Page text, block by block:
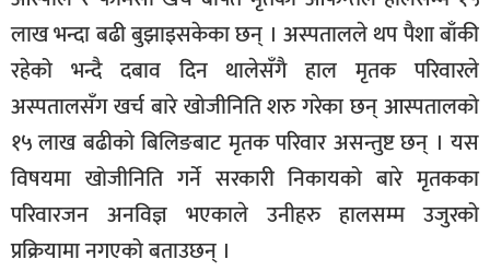
लाख भन्दा बढी बुझाइसकेका छन् । अस्पतालले थप पैशा बाँकी
रहेको भन्दै दबाव दिन थालेसँगै हाल मृतक परिवारले
अस्पतालसँग खर्च बारे खोजीनिति शरु गरेका छन् आस्पतालको
१५ लाख बढीको बिलिङबाट मृतक परिवार असन्तुष्ट छन् । यस
विषयमा खोजीनिति गर्ने सरकारी निकायको बारे मृतकका
परिवारजन अनविज्ञ भएकाले उनीहरु हालसम्म उजुरको
प्रक्रियामा नगएको बताउछन् ।